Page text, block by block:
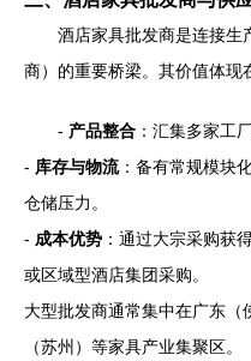
酒店家具批发商是连接生
商）的重要桥梁。其价值体现
- 产品整合 ：汇集多家工
- 库存与物流：备有常规模块
仓储压力。
- 成本优势 ：通过大宗采购获
或区域型酒店集团采购。
大型批发商通常集中在广东
（苏州）等家具产业集聚区。